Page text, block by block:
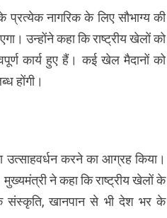
प्रत्येक नागरिक के लिए सौभाग्य की
उन्होंने कहा कि राष्ट्रीय खेलों को
कार्य हुए हैं। कई खेल मैदानों को
होंगी।
उत्साहवर्धन करने का आग्रह किया।
ने कहा कि राष्ट्रीय खेलों के
संस्कृति, खानपान से भी देश भर के